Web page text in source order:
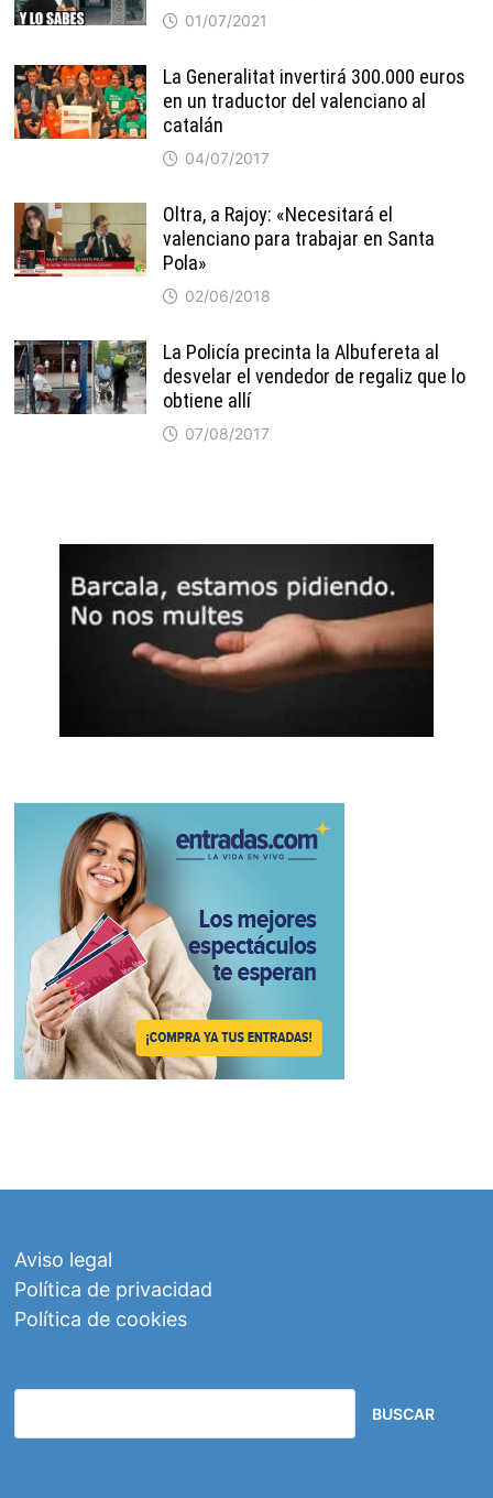
01/07/2021
La Generalitat invertirá 300.000 euros
en un traductor del valenciano al
catalán
04/07/2017
Oltra, a Rajoy: «Necesitará el
valenciano para trabajar en Santa
Pola»
02/06/2018
La Policía precinta la Albufereta al
desvelar el vendedor de regaliz que lo
obtiene allí
07/08/2017
Aviso legal
Política de privacidad
Política de cookies
BUSCAR